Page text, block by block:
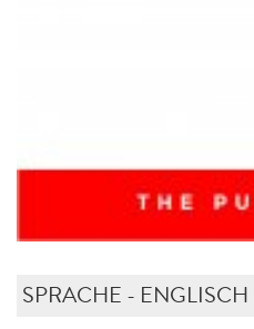
SPRACHE - ENGLISCH